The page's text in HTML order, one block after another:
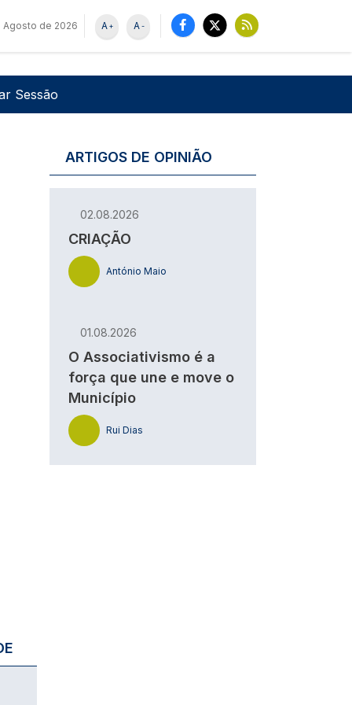
Agosto de 2026 -
A
+
A
de utilizador
Sessão
ARTIGOS DE OPINIÃO
02.08.2026
CRIAÇÃO
António Maio
01.08.2026
O Associativismo é a
força que une e move o
Município
Rui Dias